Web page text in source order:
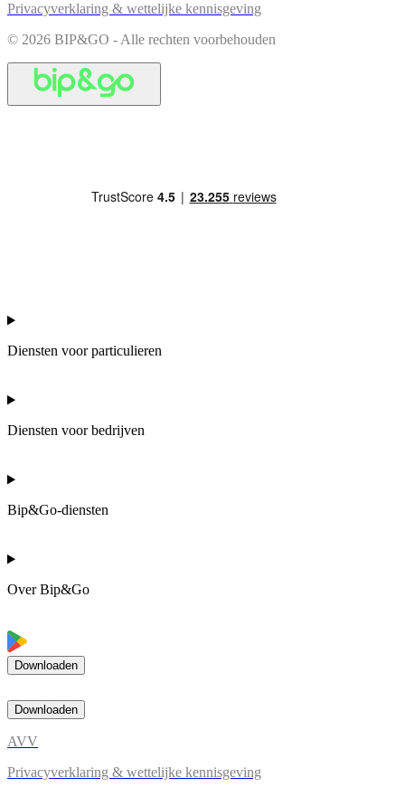
Privacyverklaring & wettelijke kennisgeving
© 2026 BIP&GO - Alle rechten voorbehouden
Diensten voor particulieren
Diensten voor bedrijven
Bip&Go-diensten
Over Bip&Go
Downloaden
Downloaden
AVV
Privacyverklaring & wettelijke kennisgeving